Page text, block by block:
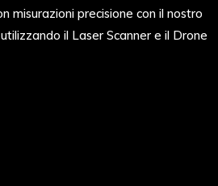
misurazioni precisione con il nostro
il Laser Scanner e il Drone